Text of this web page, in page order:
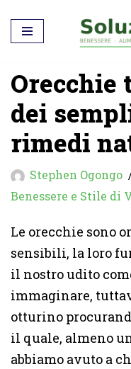
Vai
contenuto
Orecchie
dei
rimedi
Stephen Ogongo
Benessere e Stile di
Le orecchie sono
sensibili, la loro
il nostro udito
immaginare,
otturino
il quale, almeno
abbiamo avuto a